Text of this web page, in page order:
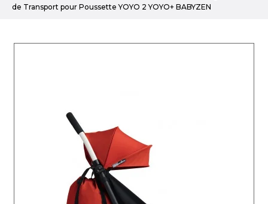
de Transport pour Poussette YOYO 2 YOYO+ BABYZEN